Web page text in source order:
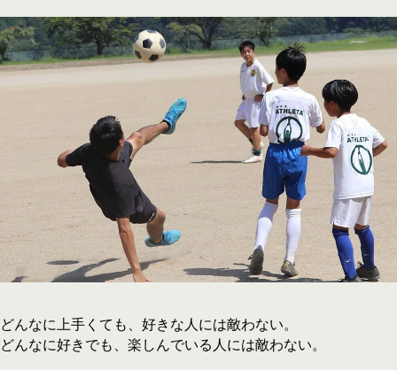
どんなに上手くても、好きな人には敵わない。
どんなに好きでも、楽しんでいる人には敵わない。